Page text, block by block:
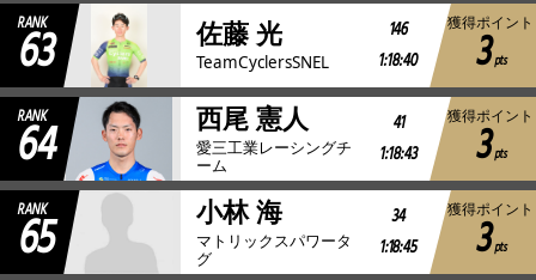
RANK
63 佐藤 光
TeamCyclersSNEL
146
1:18:40
獲得ポイント
3pts
RANK
64 西尾 憲人
愛三工業レーシングチ
ーム
41
1:18:43
獲得ポイント
3pts
RANK
65 小林 海
マトリックスパワータ
グ
34
1:18:45
獲得ポイント
3pts